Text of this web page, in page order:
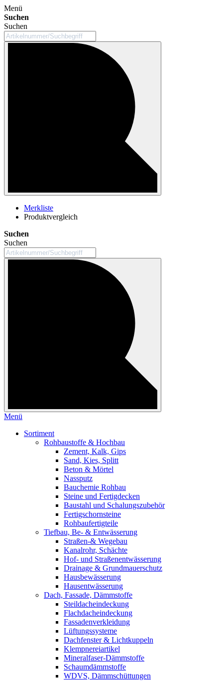
Menü
Suchen
Suchen
Merkliste
Produktvergleich
Suchen
Suchen
Menü
Sortiment
Rohbaustoffe & Hochbau
Zement, Kalk, Gips
Sand, Kies, Splitt
Beton & Mörtel
Nassputz
Bauchemie Rohbau
Steine und Fertigdecken
Baustahl und Schalungszubehör
Fertigschornsteine
Rohbaufertigteile
Tiefbau, Be- & Entwässerung
Straßen-& Wegebau
Kanalrohr, Schächte
Hof- und Straßenentwässerung
Drainage & Grundmauerschutz
Hausbewässerung
Hausentwässerung
Dach, Fassade, Dämmstoffe
Steildacheindeckung
Flachdacheindeckung
Fassadenverkleidung
Lüftungssysteme
Dachfenster & Lichtkuppeln
Klempnereiartikel
Mineralfaser-Dämmstoffe
Schaumdämmstoffe
WDVS, Dämmschüttungen